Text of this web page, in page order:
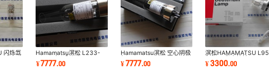
闪烁氙
Hamamatsu滨松 L233-
38NB 空心阴极灯
¥7777.00
Hamamatsu滨松 空心阴极
灯 L233-4NQ
¥7777.00
滨松HAMAMATSU
氘灯 现货直接拍
¥3300.00